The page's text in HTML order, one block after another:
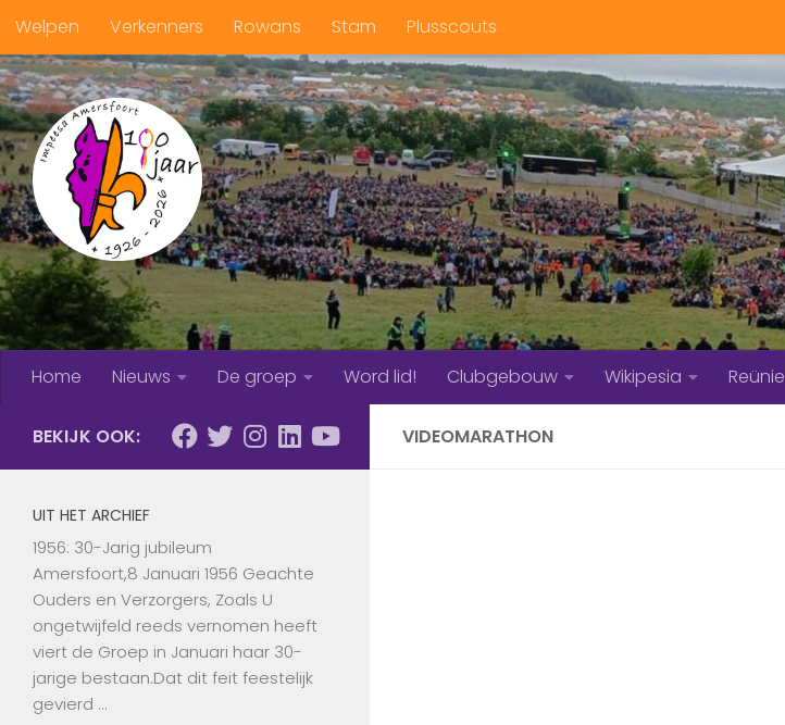
Doorgaan naar inhoud
Welpen Verkenners Rowans Stam Plusscouts
Home Nieuws De groep Word lid! Clubgebouw Wikipesia Reünie
VIDEOMARATHON
BEKIJK OOK:
UIT HET ARCHIEF
1956: 30-Jarig jubileum
Amersfoort,8 Januari 1956 Geachte
Ouders en Verzorgers, Zoals U
ongetwijfeld reeds vernomen heeft
viert de Groep in Januari haar 30-
jarige bestaan.Dat dit feit feestelijk
gevierd …